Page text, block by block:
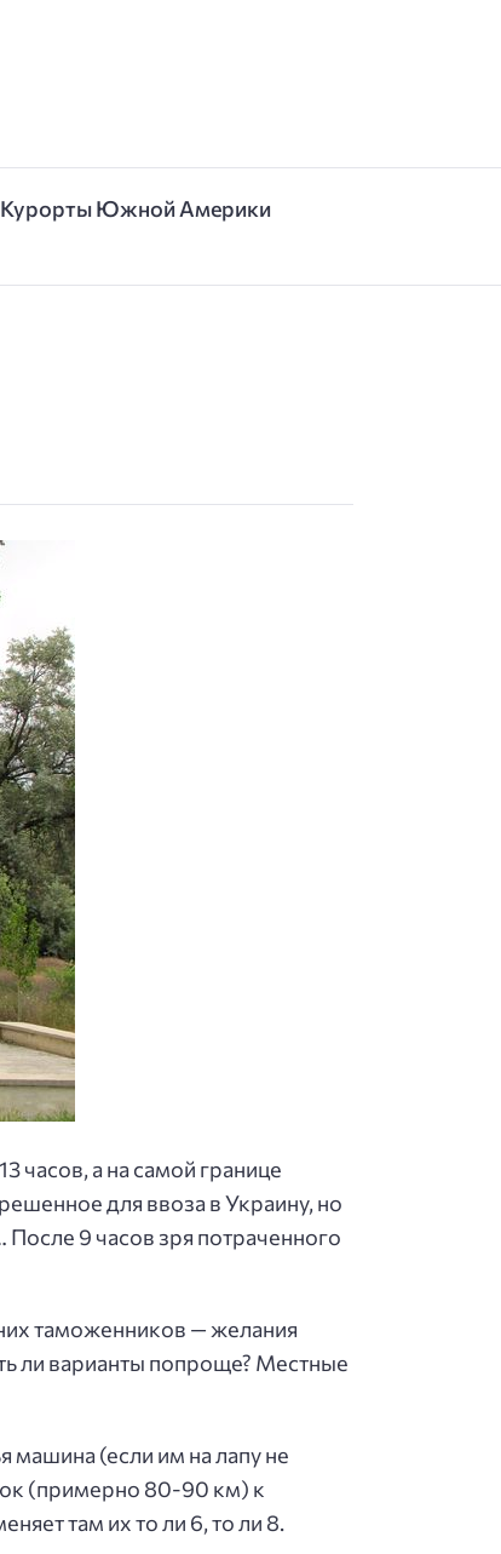
Курорты Южной Америки
часов, а на самой границе
для ввоза в Украину, но
9 часов зря потраченного
таможенников — желания
ли варианты попроще? Местные
машина (если им на лапу не
(примерно 80-90 км) к
там их то ли 6, то ли 8.